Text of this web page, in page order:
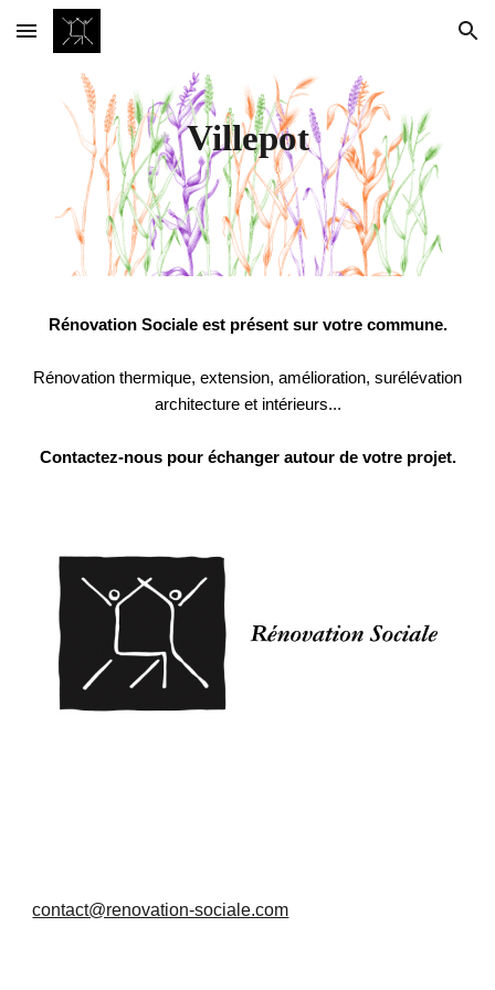
Skip to main content Skip to navigation
Villepot
Rénovation Sociale est présent sur votre commune.
Rénovation thermique, extension, amélioration, surélévation
architecture et intérieurs...
Contactez-nous pour échanger autour de votre projet.
contact@renovation-sociale.com